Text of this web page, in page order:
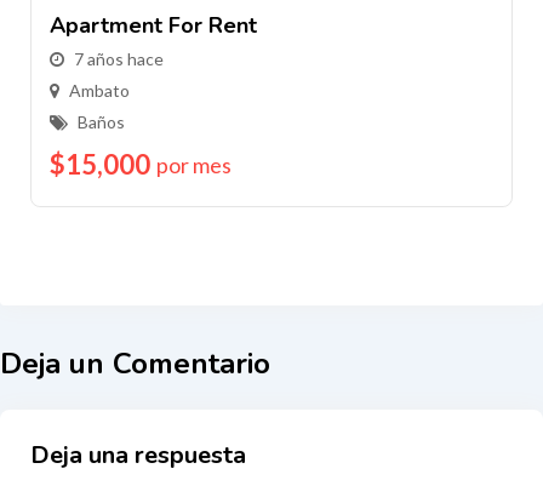
Apartment For Rent
7 años hace
Ambato
Baños
$15,000 por mes
Deja un Comentario
Deja una respuesta